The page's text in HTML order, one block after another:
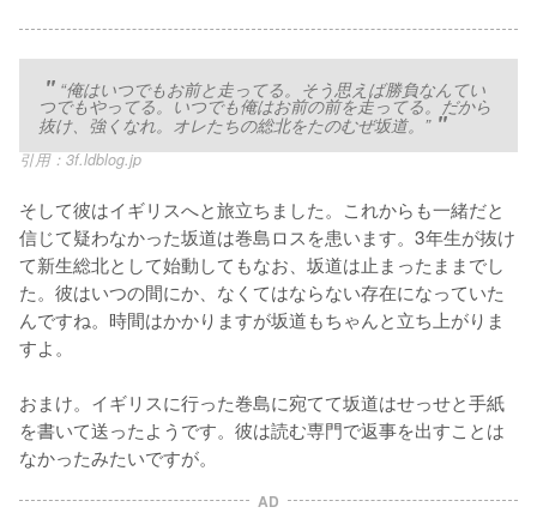
“俺はいつでもお前と走ってる。そう思えば勝負なんてい
つでもやってる。いつでも俺はお前の前を走ってる。だから
抜け、強くなれ。オレたちの総北をたのむぜ坂道。”
引用： 3f.ldblog.jp
そして彼はイギリスへと旅立ちました。これからも一緒だと
信じて疑わなかった坂道は巻島ロスを患います。3年生が抜け
て新生総北として始動してもなお、坂道は止まったままでし
た。彼はいつの間にか、なくてはならない存在になっていた
んですね。時間はかかりますが坂道もちゃんと立ち上がりま
すよ。
おまけ。イギリスに行った巻島に宛てて坂道はせっせと手紙
を書いて送ったようです。彼は読む専門で返事を出すことは
なかったみたいですが。
AD